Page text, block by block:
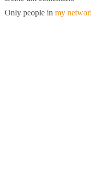
Only people inmy